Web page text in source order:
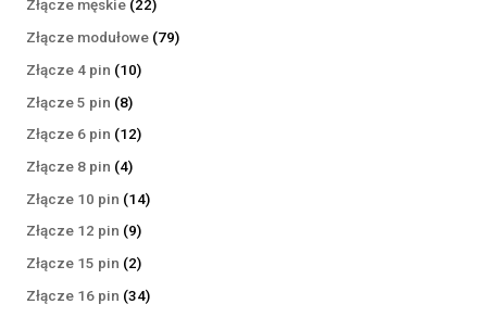
Złącze męskie 2222
produkty
Złącze modułowe 7979
Złącze 4 pin 1010
Złącze 5 pin 88
produktów
Złącze 6 pin 1212
Złącze 8 pin 44
produkty
Złącze 10 pin 1414
Złącze 12 pin 99
produktów
Złącze 15 pin 22
produkty
Złącze 16 pin 3434